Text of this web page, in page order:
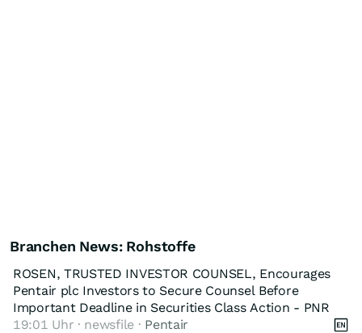
Branchen News: Rohstoffe
ROSEN, TRUSTED INVESTOR COUNSEL, Encourages
Pentair plc Investors to Secure Counsel Before
Important Deadline in Securities Class Action - PNR
19:01 Uhr · newsfile · Pentair